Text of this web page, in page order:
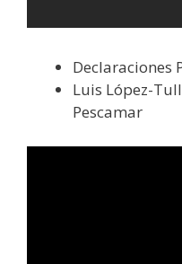
Declaraciones
Luis López-
Pescamar